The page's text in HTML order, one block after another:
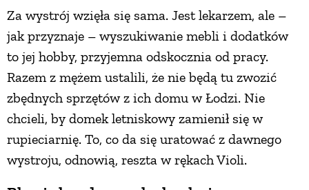
Za wystrój wzięła się sama. Jest lekarzem, ale –
jak przyznaje – wyszukiwanie mebli i dodatków
to jej hobby, przyjemna odskocznia od pracy.
Razem z mężem ustalili, że nie będą tu zwozić
zbędnych sprzętów z ich domu w Łodzi. Nie
chcieli, by domek letniskowy zamienił się w
rupieciarnię. To, co da się uratować z dawnego
wystroju, odnowią, reszta w rękach Violi.